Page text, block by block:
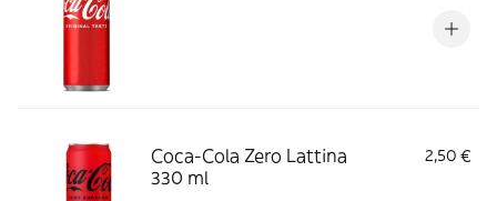
Coca-Cola Zero Lattina
330 ml
2,50 €